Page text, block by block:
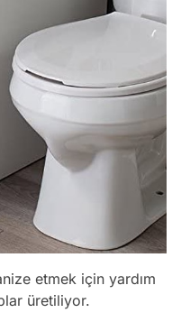
etmek için yardım
üretiliyor.